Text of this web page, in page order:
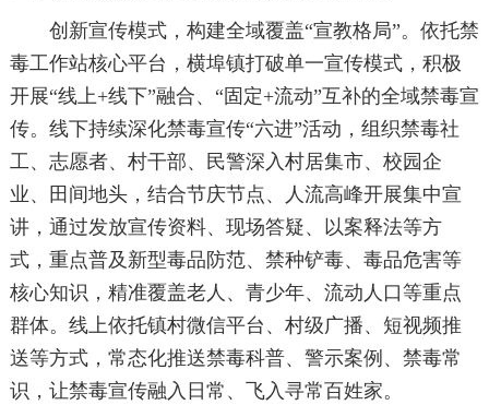
创新宣传模式，构建全域覆盖“宣教格局”。依托禁
毒工作站核心平台，横埠镇打破单一宣传模式，积极
开展“线上+线下”融合、“固定+流动”互补的全域禁毒宣
传。线下持续深化禁毒宣传“六进”活动，组织禁毒社
工、志愿者、村干部、民警深入村居集市、校园企
业、田间地头，结合节庆节点、人流高峰开展集中宣
讲，通过发放宣传资料、现场答疑、以案释法等方
式，重点普及新型毒品防范、禁种铲毒、毒品危害等
核心知识，精准覆盖老人、青少年、流动人口等重点
群体。线上依托镇村微信平台、村级广播、短视频推
送等方式，常态化推送禁毒科普、警示案例、禁毒常
识，让禁毒宣传融入日常、飞入寻常百姓家。